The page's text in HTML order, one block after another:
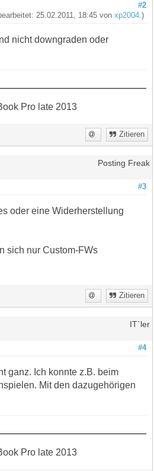
#2
25.02.2011, 18:45 vonxp2004 .)
nicht downgraden oder
Pro late 2013
Zitieren
Posting Freak
#3
oder eine Widerherstellung
sich nur Custom-FWs
Zitieren
IT`ler
#4
ganz. Ich konnte z.B. beim
Mit den dazugehörigen
Pro late 2013